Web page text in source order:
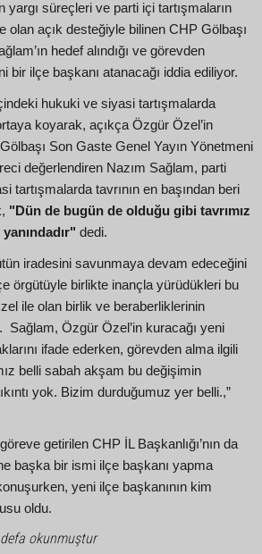
yargı süreçleri ve parti içi tartışmaların
olan açık desteğiyle bilinen CHP Gölbaşı
hedef alındığı ve görevden
bir ilçe başkanı atanacağı iddia ediliyor.
hukuki ve siyasi tartışmalarda
koyarak, açıkça Özgür Özel’in
Son Gaste Genel Yayın Yönetmeni
değerlendiren Nazım Sağlam, parti
tartışmalarda tavrının en başından beri
"Dün de bugün de olduğu gibi tavrımız
dedi.
iradesini savunmaya devam edeceğini
örgütüyle birlikte inançla yürüdükleri bu
ile olan birlik ve beraberliklerinin
Sağlam, Özgür Özel’in kuracağı yeni
ifade ederken, görevden alma ilgili
belli sabah akşam bu değişimin
yok. Bizim durduğumuz yer belli.,”
getirilen CHP İL Başkanlığı’nın da
başka bir ismi ilçe başkanı yapma
yeni ilçe başkanının kim
oldu.
okunmuştur